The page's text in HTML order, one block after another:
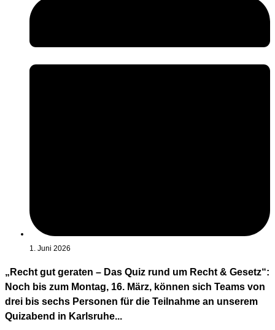
1. Juni 2026
„Recht gut geraten – Das Quiz rund um Recht & Gesetz“:
Noch bis zum Montag, 16. März, können sich Teams von
drei bis sechs Personen für die Teilnahme an unserem
Quizabend in Karlsruhe...